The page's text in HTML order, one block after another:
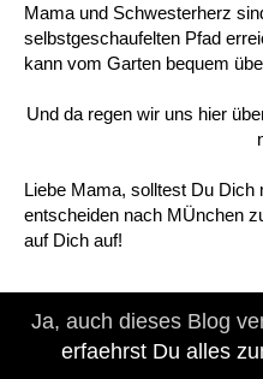
Mama und Schwesterherz
selbstgeschaufelten Pfad
kann vom Garten bequem
Und da regen wir uns hier
Liebe Mama, solltest Du Dich
entscheiden nach MÜnchen
auf Dich auf!
Ja, auch dieses Blog
erfaehrst Du alles